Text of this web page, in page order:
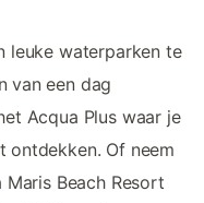
leuke waterparken te
van een dag
Acqua Plus waar je
ontdekken. Of neem
Beach Resort